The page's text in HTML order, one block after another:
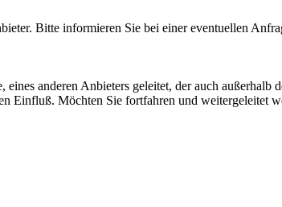
Bitte informieren Sie bei einer eventuellen
anderen Anbieters geleitet, der auch außerhalb
Einfluß. Möchten Sie fortfahren und weitergeleitet